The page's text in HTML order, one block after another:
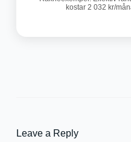
kostar 2 032 kr/
Leave a Reply